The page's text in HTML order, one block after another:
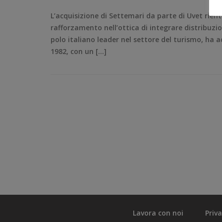
L’acquisizione di Settemari da parte di Uvet
rafforzamento nell’ottica di integrare
polo italiano leader nel settore del turismo, ha
1982, con un […]
Lavora con noi